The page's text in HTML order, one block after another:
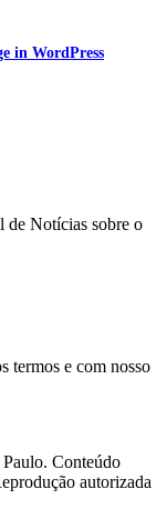
in WordPress
de Notícias sobre o
termos e com nosso
Conteúdo
autorizada